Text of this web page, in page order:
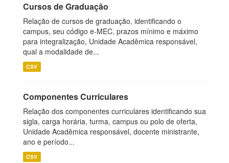
Cursos de Graduação
Relação de cursos de graduação, identificando o
campus, seu código e-MEC, prazos mínimo e máximo
para integralização, Unidade Acadêmica responsável,
qual a modalidade de...
CSV
Componentes Curriculares
Relação dos componentes curriculares identificando sua
sigla, carga horária, turma, campus ou polo de oferta,
Unidade Acadêmica responsável, docente ministrante,
ano e período...
CSV